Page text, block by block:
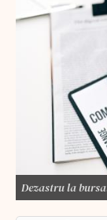
Dezastru la